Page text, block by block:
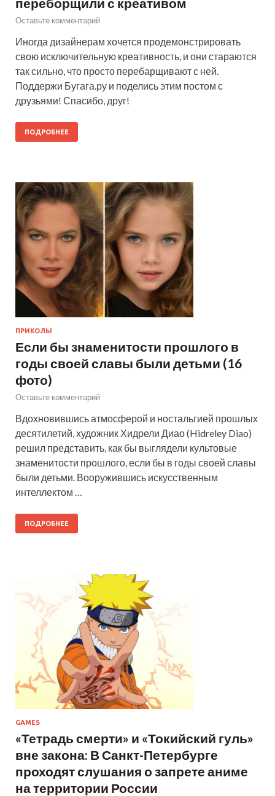
Оставьте комментарий
Иногда дизайнерам хочется продемонстрировать
свою исключительную креативность, и они стараются
так сильно, что просто перебарщивают с ней.
Поддержи Бугага.ру и поделись этим постом с
друзьями! Спасибо, друг!
ПОДРОБНЕЕ
ПРИКОЛЫ
Если бы знаменитости прошлого в
годы своей славы были детьми (16
фото)
Оставьте комментарий
Вдохновившись атмосферой и ностальгией прошлых
десятилетий, художник Хидрели Диао (Hidreley Diao)
решил представить, как бы выглядели культовые
знаменитости прошлого, если бы в годы своей славы
были детьми. Вооружившись искусственным
интеллектом …
ПОДРОБНЕЕ
GAMES
«Тетрадь смерти» и «Токийский гуль»
вне закона: В Санкт-Петербурге
проходят слушания о запрете аниме
на территории России